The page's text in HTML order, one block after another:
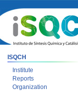
ISQCH
Institute
Reports
Organization